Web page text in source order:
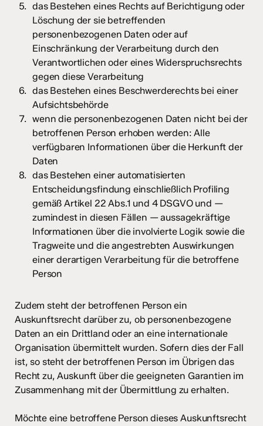
das Bestehen eines Rechts auf Berichtigung oder
Löschung der sie betreffenden
personenbezogenen Daten oder auf
Einschränkung der Verarbeitung durch den
Verantwortlichen oder eines Widerspruchsrechts
gegen diese Verarbeitung
das Bestehen eines Beschwerderechts bei einer
Aufsichtsbehörde
wenn die personenbezogenen Daten nicht bei der
betroffenen Person erhoben werden: Alle
verfügbaren Informationen über die Herkunft der
Daten
das Bestehen einer automatisierten
Entscheidungsfindung einschließlich Profiling
gemäß Artikel 22 Abs.1 und 4 DSGVO und —
zumindest in diesen Fällen — aussagekräftige
Informationen über die involvierte Logik sowie die
Tragweite und die angestrebten Auswirkungen
einer derartigen Verarbeitung für die betroffene
Person
Zudem steht der betroffenen Person ein
Auskunftsrecht darüber zu, ob personenbezogene
Daten an ein Drittland oder an eine internationale
Organisation übermittelt wurden. Sofern dies der Fall
ist, so steht der betroffenen Person im Übrigen das
Recht zu, Auskunft über die geeigneten Garantien im
Zusammenhang mit der Übermittlung zu erhalten.
Möchte eine betroffene Person dieses Auskunftsrecht